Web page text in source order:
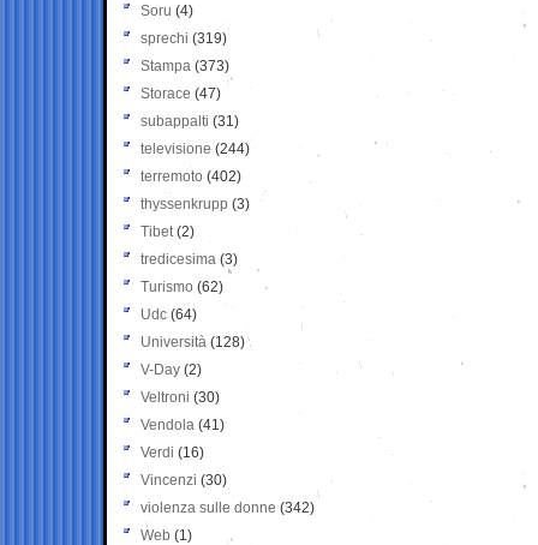
Soru (4)
sprechi (319)
Stampa (373)
Storace (47)
subappalti (31)
televisione(244)
terremoto (402)
thyssenkrupp (3)
Tibet(2)
tredicesima (3)
Turismo (62)
Udc (64)
Università (128)
V-Day (2)
Veltroni (30)
Vendola (41)
Verdi (16)
Vincenzi (30)
violenza sulle donne (342)
Web (1)